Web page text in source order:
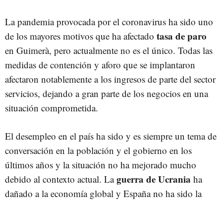
La pandemia provocada por el coronavirus ha sido uno
de los mayores motivos que ha afectado tasa de paro
en Guimerà, pero actualmente no es el único. Todas las
medidas de contención y aforo que se implantaron
afectaron notablemente a los ingresos de parte del sector
servicios, dejando a gran parte de los negocios en una
situación comprometida.
El desempleo en el país ha sido y es siempre un tema de
conversación en la población y el gobierno en los
últimos años y la situación no ha mejorado mucho
debido al contexto actual. Laguerra de Ucrania ha
dañado a la economía global y España no ha sido la